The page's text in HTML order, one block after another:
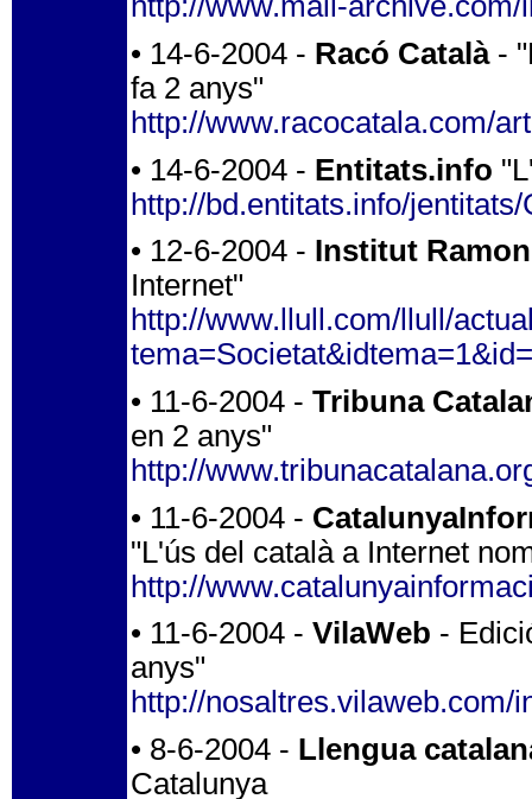
• 14-6-2004 - Racó Català-
fa 2 anys"
http://www.racocatala.com/
• 14-6-2004 - Entitats.info
http://bd.entitats.info/
• 12-6-2004 - Institut
Internet"
http://www.llull.com/llull/
• 11-6-2004 - Tribuna
en 2 anys"
http://
• 11-6-2004 -
"L'ús del català a Internet
http://
• 11-6-2004 - VilaWeb -
anys"
http://nosaltres.vilaweb.com/
• 8-6-2004 - Llengua
Catalunya